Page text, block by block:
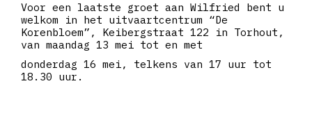
Voor een laatste groet aan Wilfried bent u
welkom in het uitvaartcentrum “De
Korenbloem”, Keibergstraat 122 in Torhout,
van maandag 13 mei tot en met
donderdag 16 mei, telkens van 17 uur tot
18.30 uur.